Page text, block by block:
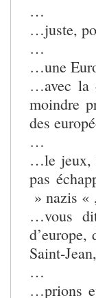
…
…juste,
…
…une
…avec la
moindre
des
…
…le jeux,
pas
» nazis
…vous
d’europe,
Saint-
…
…prions